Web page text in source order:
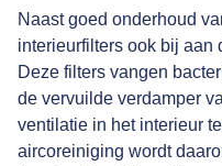
Naast goed onderhoud
interieurfilters ook bij aan
Deze filters vangen
de vervuilde verdamper
ventilatie in het interieur
aircoreiniging wordt